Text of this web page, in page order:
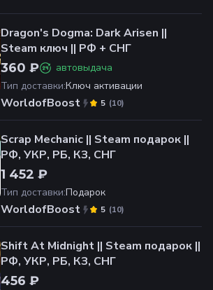
Dragon's Dogma: Dark Arisen ||
Steam ключ || РФ + СНГ
360 ₽
автовыдача
Тип доставки:Ключ активации
WorldofBoost (10)
5
Scrap Mechanic || Steam подарок ||
РФ, УКР, РБ, КЗ, СНГ
1 452 ₽
Тип доставки:Подарок
WorldofBoost (10)
5
Shift At Midnight || Steam подарок ||
РФ, УКР, РБ, КЗ, СНГ
456 ₽